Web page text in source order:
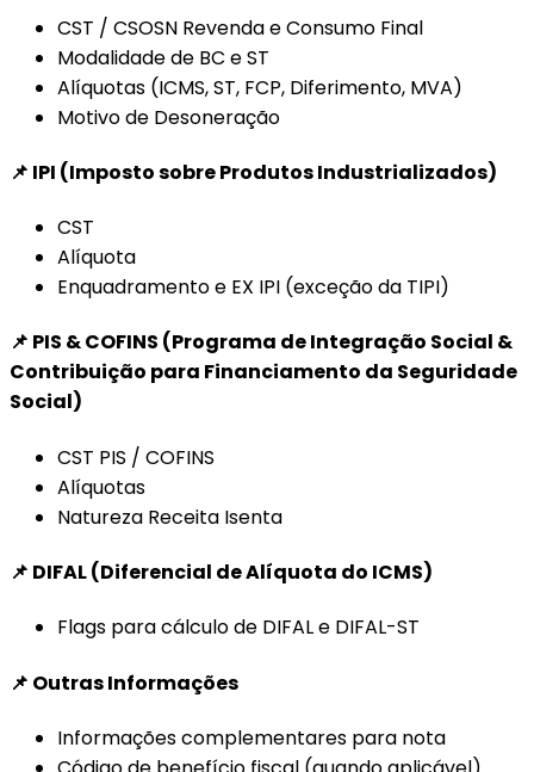
CST / CSOSN Revenda e Consumo Final
Modalidade de BC e ST
Alíquotas (ICMS, ST, FCP, Diferimento, MVA)
Motivo de Desoneração
📌 IPI (Imposto sobre Produtos Industrializados)
CST
Alíquota
Enquadramento e EX IPI (exceção da TIPI)
📌 PIS & COFINS (Programa de Integração Social &
Contribuição para Financiamento da Seguridade
Social)
CST PIS / COFINS
Alíquotas
Natureza Receita Isenta
📌 DIFAL (Diferencial de Alíquota do ICMS)
Flags para cálculo de DIFAL e DIFAL-ST
📌 Outras Informações
Informações complementares para nota